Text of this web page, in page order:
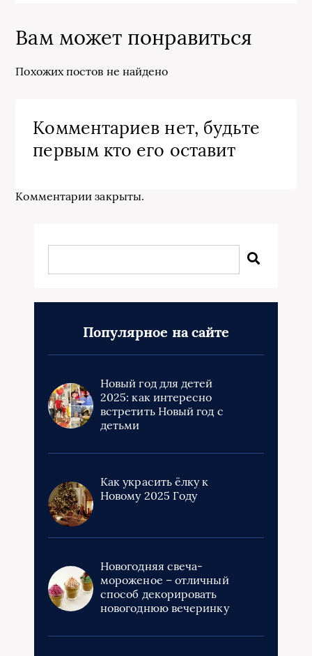
Вам может понравиться
Похожих постов не найдено
Комментариев нет, будьте
первым кто его оставит
Комментарии закрыты.
Популярное на сайте
Новый год для детей
2025: как интересно
встретить Новый год с
детьми
Как украсить ёлку к
Новому 2025 Году
Новогодняя свеча-
мороженое – отличный
способ декорировать
новогоднюю вечеринку